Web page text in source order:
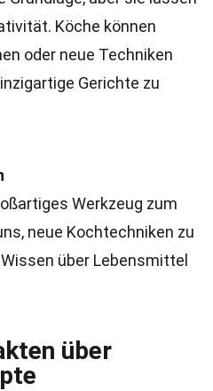
Köche können
oder neue Techniken
Gerichte zu
Werkzeug zum
neue Kochtechniken zu
über Lebensmittel
über